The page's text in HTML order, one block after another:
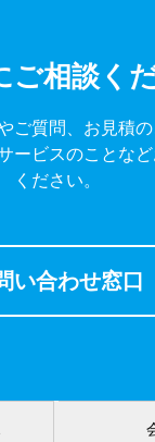
ご相談く
ご質問、お見積
ービスのことな
ください。
い合わせ窓口